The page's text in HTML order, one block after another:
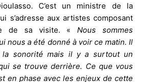
C’est un ministre de la
s’adresse aux artistes composant
de sa visite. «Nous sommes
nous a été donné à voir ce matin. Il
la sonorité mais il y a surtout un
se trouve derrière. Ce que vous
en phase avec les enjeux de cette